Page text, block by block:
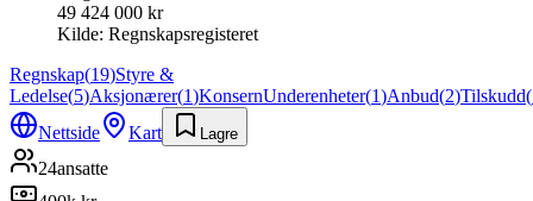
49 424 000 kr
Kilde: Regnskapsregisteret
Regnskap(19)Styre &
Ledelse(5)Aksjonærer(1)KonsernUnderenheter(1)Anbud(2)Tilskudd(
Nettside
Kart Lagre
24ansatte